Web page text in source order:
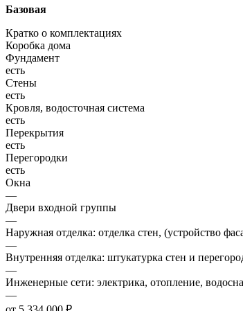
Базовая
Кратко о комплектациях
Коробка дома
Фундамент
есть
Стены
есть
Кровля, водосточная система
есть
Перекрытия
есть
Перегородки
есть
Окна
—
Двери входной группы
—
Наружная отделка: отделка стен, (устройство
—
Внутренняя отделка: штукатурка стен и
—
Инженерные сети: электрика, отопление,
—